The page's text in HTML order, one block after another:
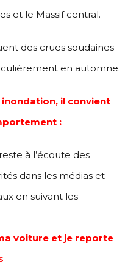
et le Massif central.
des crues soudaines
en automne.
il convient
:
à l’écoute des
dans les médias et
en suivant les
voiture et je reporte